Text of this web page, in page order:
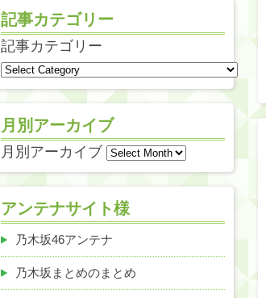
記事カテゴリー
記事カテゴリー
月別アーカイブ
月別アーカイブ
アンテナサイト様
乃木坂46アンテナ
乃木坂まとめのまとめ